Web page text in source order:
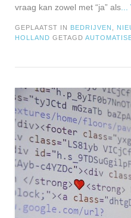
vraag kan zowel met “ja” als...
GEPLAATST IN BEDRIJVEN
HOLLAND GETAGD